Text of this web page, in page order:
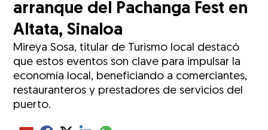
arranque del Pachanga Fest en
Altata, Sinaloa
Mireya Sosa, titular de Turismo local destacó
que estos eventos son clave para impulsar la
economía local, beneficiando a comerciantes,
restauranteros y prestadores de servicios del
puerto.